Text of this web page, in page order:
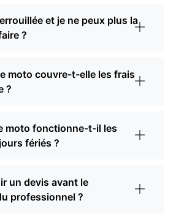
et je ne peux plus la
?
moto couvre-t-elle les frais
?
moto fonctionne-t-il les
fériés ?
un devis avant le
professionnel ?